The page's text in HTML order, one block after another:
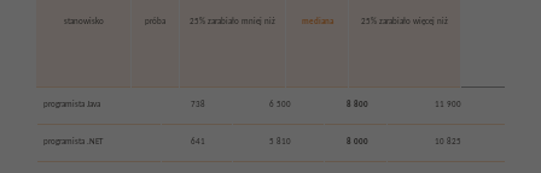
stanowisko próba 25% zarabiało mniej niż mediana 25% zarabiało więcej niż
programista Java 738 6 500 8 800 11 900
programista .NET 641 5 810 8 000 10 825